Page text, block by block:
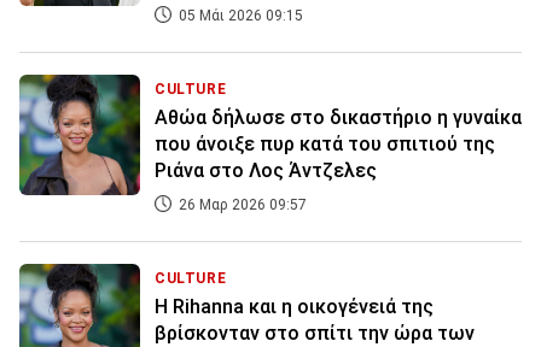
05 Μάι 2026 09:15
CULTURE
Αθώα δήλωσε στο δικαστήριο η γυναίκα
που άνοιξε πυρ κατά του σπιτιού της
Ριάνα στο Λος Άντζελες
26 Μαρ 2026 09:57
CULTURE
Η Rihanna και η οικογένειά της
βρίσκονταν στο σπίτι την ώρα των